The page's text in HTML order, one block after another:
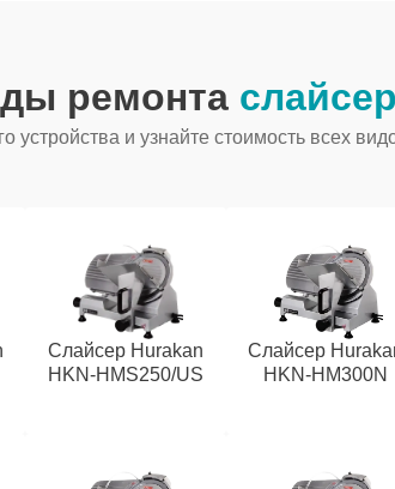
ремонта
устройства и узнайте стоимость всех
Слайсер Hurakan
HKN-HMS250/US
Слайсер
HKN-HM300N